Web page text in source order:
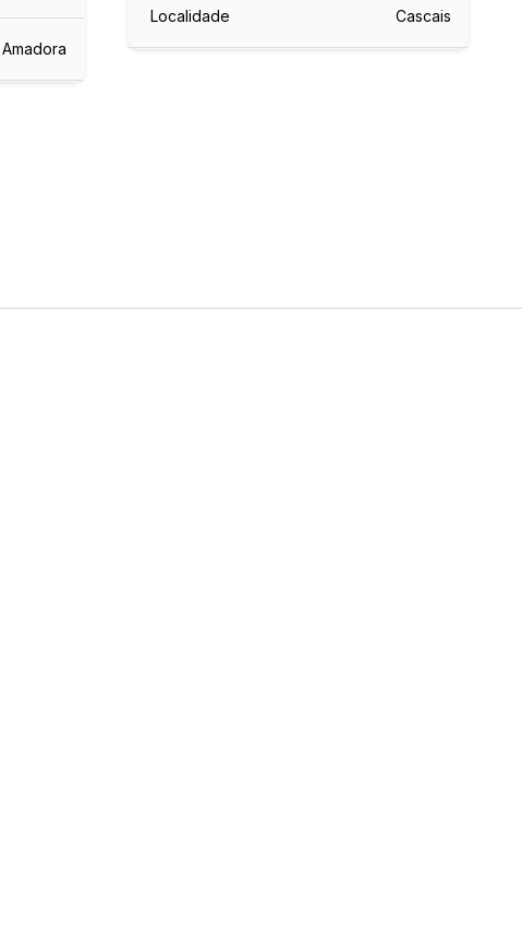
Amadora
Localidade Cascais